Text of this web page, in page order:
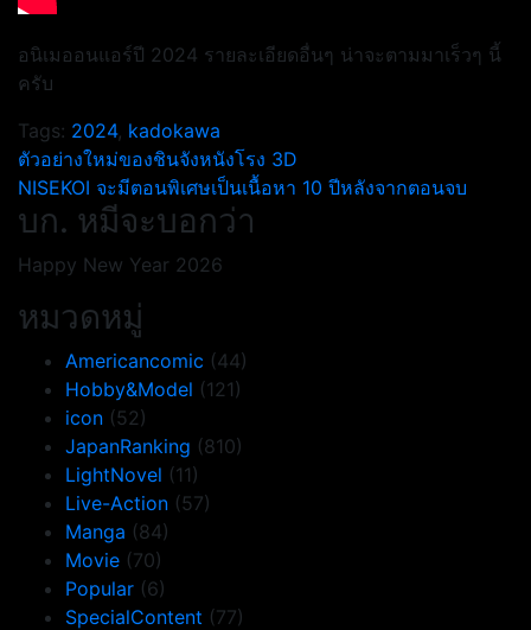
อนิเมออนแอร์ปี 2024 รายละเอียดอื่นๆ น่าจะตามมาเร็วๆ นี้
ครับ
Tags: 2024, kadokawa
แนะแนว
เรื่อง
ตัวอย่างใหม่ของชินจังหนังโรง 3D
NISEKOI จะมีตอนพิเศษเป็นเนื้อหา 10 ปีหลังจากตอนจบ
บก. หมีจะบอกว่า
Happy New Year 2026
หมวดหมู่
Americancomic (44)
Hobby&Model (121)
icon (52)
JapanRanking (810)
LightNovel (11)
Live-Action (57)
Manga (84)
Movie (70)
Popular (6)
SpecialContent (77)